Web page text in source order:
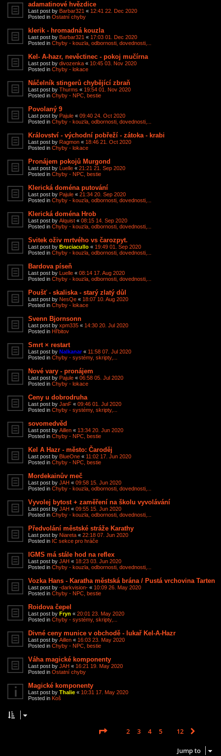
adamatinové hvězdice
Last post by Barbar321 « 12:41 22. Dec 2020
Posted in Ostatní chyby
klerik - hromadná kouzla
Last post by Barbar321 « 17:03 01. Dec 2020
Posted in Chyby - kouzla, odbornosti, dovednosti,...
Kel- A-hazr, nevěctinec - pokoj mučírna
Last post by divozenka « 10:45 03. Nov 2020
Posted in Chyby - lokace
Náčelník stingerů chybějící zbraň
Last post by Thurms « 19:54 01. Nov 2020
Posted in Chyby - NPC, bestie
Povolaný 9
Last post by Pajule « 09:40 24. Oct 2020
Posted in Chyby - kouzla, odbornosti, dovednosti,...
Království - východní pobřeží - zátoka - krabi
Last post by Ragmon « 18:46 21. Oct 2020
Posted in Chyby - lokace
Pronájem pokojů Murgond
Last post by Luelle « 21:21 21. Sep 2020
Posted in Chyby - NPC, bestie
Klerická doména putování
Last post by Pajule « 21:34 20. Sep 2020
Posted in Chyby - kouzla, odbornosti, dovednosti,...
Klerická doména Hrob
Last post by Alquist « 08:15 14. Sep 2020
Posted in Chyby - kouzla, odbornosti, dovednosti,...
Svitek oživ mrtvého vs čarozpyt.
Last post by Bruciacullo « 19:49 01. Sep 2020
Posted in Chyby - kouzla, odbornosti, dovednosti,...
Bardova píseň
Last post by Luelle « 08:14 17. Aug 2020
Posted in Chyby - kouzla, odbornosti, dovednosti,...
Poušť - skaliska - starý zlatý důl
Last post by NesQe « 18:07 10. Aug 2020
Posted in Chyby - lokace
Svenn Bjornsonn
Last post by xpm335 « 14:30 20. Jul 2020
Posted in Hřbitov
Smrt × restart
Last post by Nalkanar« 11:58 07. Jul 2020
Posted in Chyby - systémy, skripty,...
Nové vary - pronájem
Last post by Pajule « 06:58 05. Jul 2020
Posted in Chyby - lokace
Ceny u dobrodruha
Last post by JanF « 09:46 01. Jul 2020
Posted in Chyby - systémy, skripty,...
sovomedvěd
Last post by Aillen « 13:34 20. Jun 2020
Posted in Chyby - NPC, bestie
Kel A Hazr - město: Čaroděj
Last post by BlueOne « 11:02 17. Jun 2020
Posted in Chyby - NPC, bestie
Mordekainův meč
Last post by JAH « 09:58 15. Jun 2020
Posted in Chyby - kouzla, odbornosti, dovednosti,...
Vyvolej bytost + zaměření na školu vyvolávání
Last post by JAH « 09:55 15. Jun 2020
Posted in Chyby - kouzla, odbornosti, dovednosti,...
Předvolání městské stráže Karathy
Last post by Niareta « 22:18 07. Jun 2020
Posted in IC sekce pro hráče
IGMS má stále hod na reflex
Last post by JAH « 18:23 03. Jun 2020
Posted in Chyby - kouzla, odbornosti, dovednosti,...
Vozka Hans - Karatha městská brána / Pustá vrchovina Tarten
Last post by -darkvision- « 10:09 26. May 2020
Posted in Chyby - NPC, bestie
Roidova čepel
Last post by Fryn « 20:01 23. May 2020
Posted in Chyby - systémy, skripty,...
Divné ceny munice v obchodě - lukař Kel-A-Hazr
Last post by Aillen « 16:03 23. May 2020
Posted in Chyby - NPC, bestie
Váha magické komponenty
Last post by JAH « 16:21 19. May 2020
Posted in Ostatní chyby
Magické komponenty
Last post by Thalie « 10:31 17. May 2020
Posted in Koš
Page 1of 12
2 3 4 5 12
Jump to